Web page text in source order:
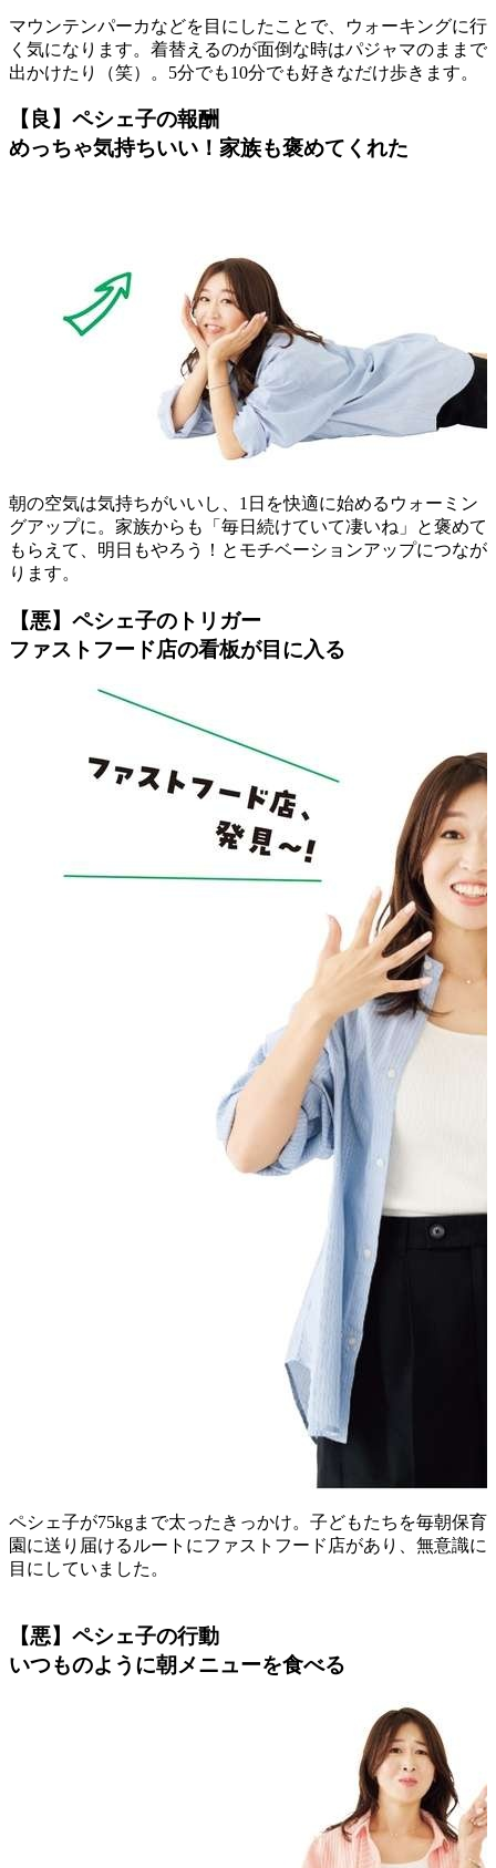
マウンテンパーカなどを目にしたことで、ウォーキングに行
く気になります。着替えるのが面倒な時はパジャマのままで
出かけたり（笑）。5分でも10分でも好きなだけ歩きます。
【良】ペシェ子の報酬
めっちゃ気持ちいい！家族も褒めてくれた
朝の空気は気持ちがいいし、1日を快適に始めるウォーミン
グアップに。家族からも「毎日続けていて凄いね」と褒めて
もらえて、明日もやろう！とモチベーションアップにつなが
ります。
【悪】ペシェ子のトリガー
ファストフード店の看板が目に入る
ペシェ子が75kgまで太ったきっかけ。子どもたちを毎朝保育
園に送り届けるルートにファストフード店があり、無意識に
目にしていました。
【悪】ペシェ子の行動
いつものように朝メニューを食べる